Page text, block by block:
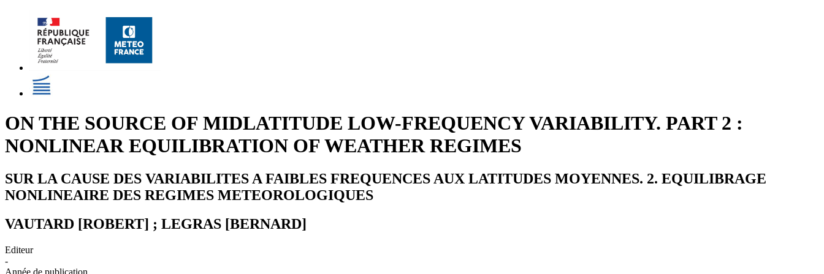
ON THE SOURCE OF MIDLATITUDE LOW-FREQUENCY VARIABILITY. PART 2 :
NONLINEAR EQUILIBRATION OF WEATHER REGIMES
SUR LA CAUSE DES VARIABILITES A FAIBLES FREQUENCES AUX LATITUDES MOYENNES. 2. EQUILIBRAGE
NONLINEAIRE DES REGIMES METEOROLOGIQUES
VAUTARD [ROBERT] ; LEGRAS [BERNARD]
Editeur
-
Année de publication